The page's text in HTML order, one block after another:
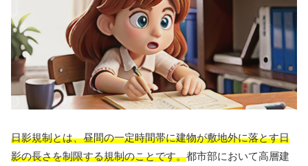
日影規制とは、昼間の一定時間帯に建物が敷地外に落とす日
影の長さを制限する規制のことです。都市部において高層建